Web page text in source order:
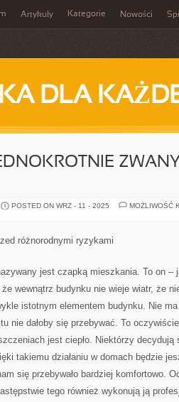
Artykuły Kategorie Nowości
DLA
POSTED ON WRZ - 11 - 2025
MOŻLIWOŚĆ
różnorodnymi ryzykami
jest czapką mieszkania. To on –
wewnątrz budynku nie wieje wiatr, że
istotnym elementem budynku. Nie
nie dałoby się przebywać. To
jest ciepło. Niektórzy decydują
takiemu działaniu w domach będzie
się przebywało bardziej komfortowo.
tego również wykonują ją